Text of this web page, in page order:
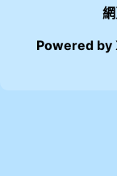
Powered by